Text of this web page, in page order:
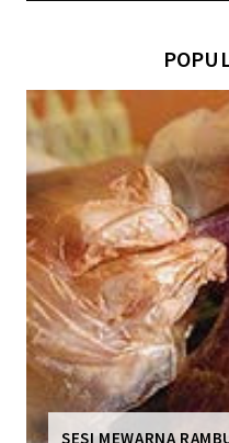
SESI MEWARNA